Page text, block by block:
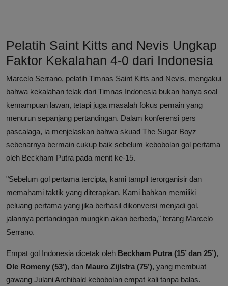
Pelatih Saint Kitts and Nevis Ungkap
Faktor Kekalahan 4-0 dari Indonesia
Marcelo Serrano, pelatih Timnas Saint Kitts and Nevis, mengakui
bahwa kekalahan telak dari Timnas Indonesia bukan hanya soal
kemampuan lawan, tetapi juga masalah fokus pemain yang
menurun sepanjang pertandingan. Dalam konferensi pers
pascalaga, ia menjelaskan bahwa skuad The Sugar Boyz
sebenarnya bermain cukup baik sebelum kebobolan gol pertama
oleh Beckham Putra pada menit ke-15.
"Sebelum gol pertama tercipta, kami tampil terorganisir dan
memahami taktik yang diterapkan. Kami bahkan memiliki
peluang pertama yang jika berhasil dikonversi menjadi gol,
jalannya pertandingan mungkin akan berbeda," terang Marcelo
Serrano.
Empat gol Indonesia dicetak oleh Beckham Putra (15’ dan 25’),
Ole Romeny (53’), dan Mauro Zijlstra (75’), yang membuat
gawang Julani Archibald kebobolan empat kali tanpa balas.